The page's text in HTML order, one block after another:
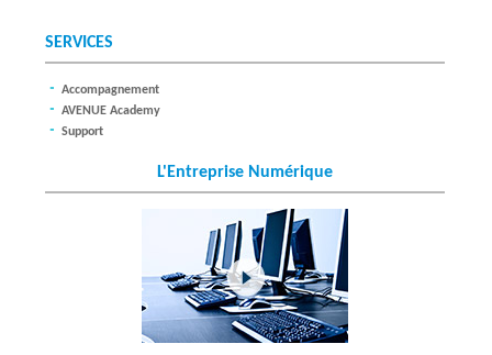
O
L
U
I
SERVICES
Accompagnement
AVENUE Academy
Support
L'Entreprise Numérique